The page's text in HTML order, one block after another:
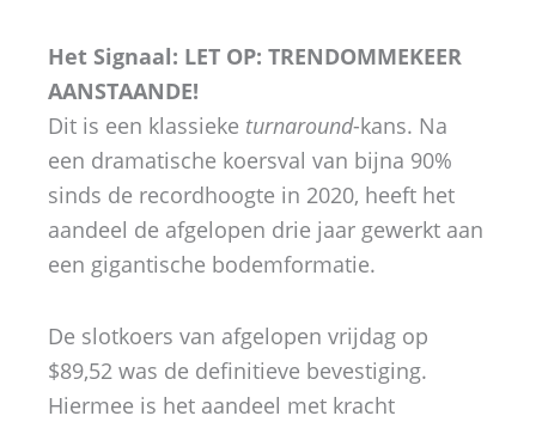
Het Signaal: LET OP: TRENDOMMEKEER
AANSTAANDE!
Dit is een klassieke turnaround-kans. Na
een dramatische koersval van bijna 90%
sinds de recordhoogte in 2020, heeft het
aandeel de afgelopen drie jaar gewerkt aan
een gigantische bodemformatie.
De slotkoers van afgelopen vrijdag op
$89,52 was de definitieve bevestiging.
Hiermee is het aandeel met kracht